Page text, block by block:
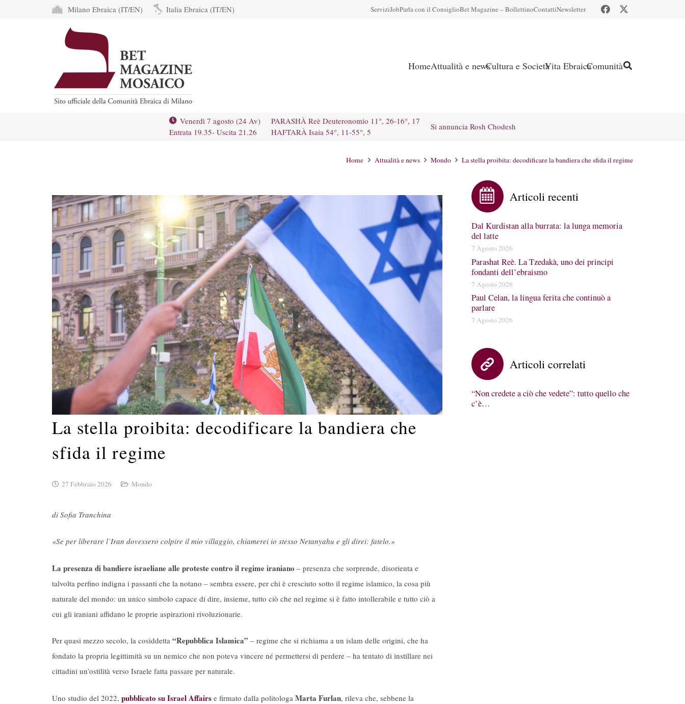
Milano Ebraica (IT/EN) Italia Ebraica (IT/EN) ServiziJobParla con il ConsiglioBet Magazine – BollettinoContattiNewsletter
HomeAttualità e newsCultura e SocietàVita EbraicaComunità
Venerdì 7 agosto (24 Av)
Entrata 19.35- Uscita 21.26
PARASHÀ Reè Deuteronomio 11°, 26-16°, 17
HAFTARÀ Isaia 54°, 11-55°, 5
Si annuncia Rosh Chodesh
Home Attualità e news Mondo La stella proibita: decodificare la bandiera che sfida il regime
La stella proibita: decodificare la bandiera che
sfida il regime
27 Febbraio 2026 Mondo
di Sofia Tranchina
«Se per liberare l’Iran dovessero colpire il mio villaggio, chiamerei io stesso Netanyahu e gli direi: fatelo.»
La presenza di bandiere israeliane alle proteste contro il regime iraniano – presenza che sorprende, disorienta e
talvolta perfino indigna i passanti che la notano – sembra essere, per chi è cresciuto sotto il regime islamico, la cosa più
naturale del mondo: un unico simbolo capace di dire, insieme, tutto ciò che nel regime si è fatto intollerabile e tutto ciò a
cui gli iraniani affidano le proprie aspirazioni rivoluzionarie.
Per quasi mezzo secolo, la cosiddetta “Repubblica Islamica” – regime che si richiama a un islam delle origini, che ha
fondato la propria legittimità su un nemico che non poteva vincere né permettersi di perdere – ha tentato di instillare nei
cittadini un’ostilità verso Israele fatta passare per naturale.
Uno studio del 2022, pubblicato su Israel Affairs e firmato dalla politologa Marta Furlan, rileva che, sebbene la
Articoli recenti
Dal Kurdistan alla burrata: la lunga memoria
del latte
7 Agosto 2026
Parashat Reè. La Tzedakà, uno dei principi
fondanti dell’ebraismo
7 Agosto 2026
Paul Celan, la lingua ferita che continuò a
parlare
7 Agosto 2026
Articoli correlati
“Non credete a ciò che vedete”: tutto quello che
c’è…